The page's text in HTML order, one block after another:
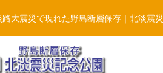
路大震災で現れた野島断層保存｜北淡震